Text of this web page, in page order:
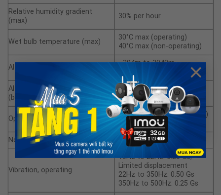
×
Relative humidity gradient
(max)
30% per hour
Wet bulb temperature (max)
30°C max (operating)
40°C max (non-operating)
Altitude, operating
–304m to 3048m
(–1000 ft to 10,000 ft)
Altitude, non-operating
(below mean sea level, max)
–304m to12,192m
(–1000 ft to 40,000+ ft)
Operational shock (max)
80 Gs (read) / 70 Gs (write)
at 2ms
Non-operational shock (max)
300 Gs at 2ms
Vibration, operating
10Hz to 22Hz: 0.25 Gs,
Limited displacement
22Hz to 350Hz: 0.50 Gs
350Hz to 500Hz: 0.25 Gs